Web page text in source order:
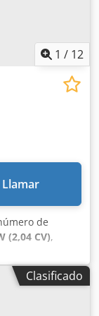
1 / 12
Llamar
de
(2,04 CV),
altura:
, velocidad
mm
Clasificado